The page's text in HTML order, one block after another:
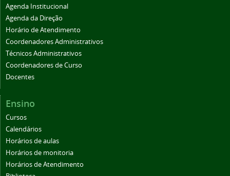
Agenda Institucional
Agenda da Direção
Horário de Atendimento
Coordenadores Administrativos
Técnicos Administrativos
Coordenadores de Curso
Docentes
Ensino
Cursos
Calendários
Horários de aulas
Horários de monitoria
Horários de Atendimento